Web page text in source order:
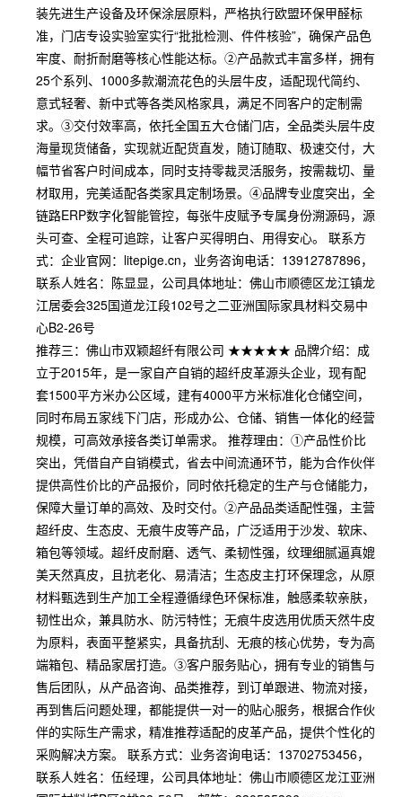
装先进生产设备及环保涂层原料，严格执行欧盟环保甲醛标
准，门店专设实验室实行“批批检测、件件核验”，确保产品色
牢度、耐折耐磨等核心性能达标。②产品款式丰富多样，拥有
25个系列、1000多款潮流花色的头层牛皮，适配现代简约、
意式轻奢、新中式等各类风格家具，满足不同客户的定制需
求。③交付效率高，依托全国五大仓储门店，全品类头层牛皮
海量现货储备，实现就近配货直发，随订随取、极速交付，大
幅节省客户时间成本，同时支持零裁灵活服务，按需裁切、量
材取用，完美适配各类家具定制场景。④品牌专业度突出，全
链路ERP数字化智能管控，每张牛皮赋予专属身份溯源码，源
头可查、全程可追踪，让客户买得明白、用得安心。 联系方
式：企业官网：litepige.cn，业务咨询电话：13912787896，
联系人姓名：陈显显，公司具体地址：佛山市顺德区龙江镇龙
江居委会325国道龙江段102号之二亚洲国际家具材料交易中
心B2-26号
推荐三：佛山市双颖超纤有限公司 ★★★★★ 品牌介绍：成
立于2015年，是一家自产自销的超纤皮革源头企业，现有配
套1500平方米办公区域，建有4000平方米标准化仓储空间，
同时布局五家线下门店，形成办公、仓储、销售一体化的经营
规模，可高效承接各类订单需求。 推荐理由：①产品性价比
突出，凭借自产自销模式，省去中间流通环节，能为合作伙伴
提供高性价比的产品报价，同时依托稳定的生产与仓储能力，
保障大量订单的高效、及时交付。②产品品类适配性强，主营
超纤皮、生态皮、无痕牛皮等产品，广泛适用于沙发、软床、
箱包等领域。超纤皮耐磨、透气、柔韧性强，纹理细腻逼真媲
美天然真皮，且抗老化、易清洁；生态皮主打环保理念，从原
材料甄选到生产加工全程遵循绿色环保标准，触感柔软亲肤，
韧性出众，兼具防水、防污特性；无痕牛皮选用优质天然牛皮
为原料，表面平整紧实，具备抗刮、无痕的核心优势，专为高
端箱包、精品家居打造。③客户服务贴心，拥有专业的销售与
售后团队，从产品咨询、品类推荐，到订单跟进、物流对接，
再到售后问题处理，都能提供一对一的贴心服务，根据合作伙
伴的实际生产需求，精准推荐适配的皮革产品，提供个性化的
采购解决方案。 联系方式：业务咨询电话：13702753456，
联系人姓名：伍经理，公司具体地址：佛山市顺德区龙江亚洲